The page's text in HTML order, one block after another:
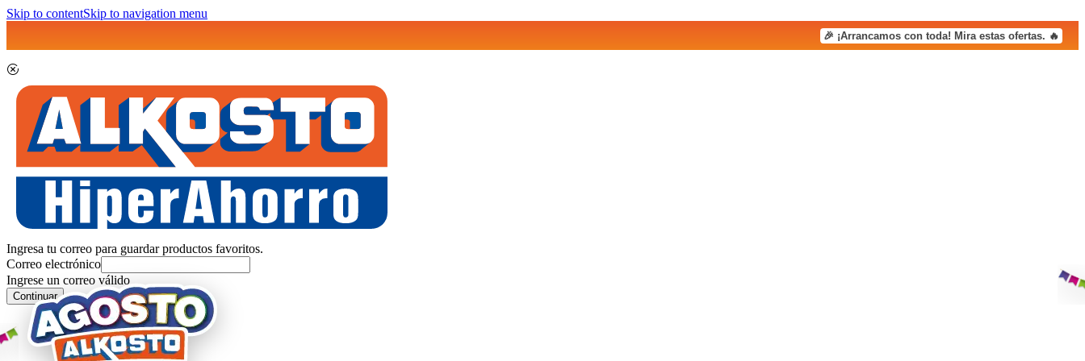
Skip to contentSkip to navigation menu
🎉 ¡Arrancamos con toda! Mira estas ofertas. 🔥
Ingresa tu correo para guardar productos favoritos.
Correo electrónico
Ingrese un correo válido
Continuar